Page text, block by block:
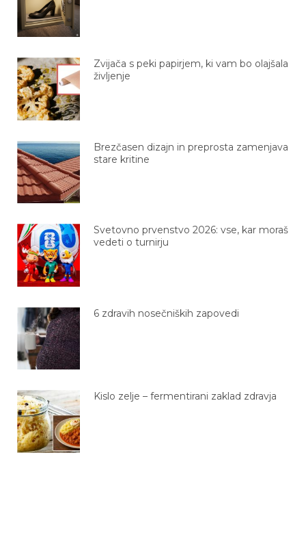
Zvijača s peki papirjem, ki vam bo olajšala
življenje
Brezčasen dizajn in preprosta zamenjava
stare kritine
Svetovno prvenstvo 2026: vse, kar moraš
vedeti o turnirju
6 zdravih nosečniških zapovedi
Kislo zelje – fermentirani zaklad zdravja